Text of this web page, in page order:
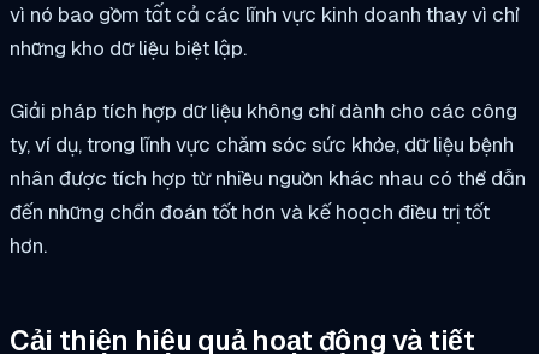
vì nó bao gồm tất cả các lĩnh vực kinh doanh thay vì chỉ
những kho dữ liệu biệt lập.
Giải pháp tích hợp dữ liệu không chỉ dành cho các công
ty, ví dụ, trong lĩnh vực chăm sóc sức khỏe, dữ liệu bệnh
nhân được tích hợp từ nhiều nguồn khác nhau có thể dẫn
đến những chẩn đoán tốt hơn và kế hoạch điều trị tốt
hơn.
Cải thiện hiệu quả hoạt động và tiết